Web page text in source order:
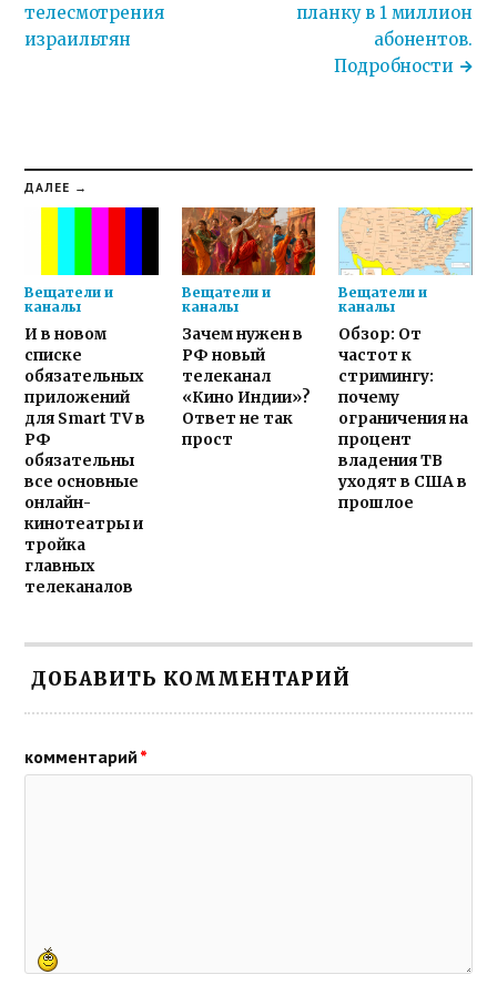
телесмотрения
израильтян
планку в 1 миллион
абонентов.
Подробности
ДАЛЕЕ →
Вещатели и
каналы
И в новом
списке
обязательных
приложений
для Smart TV в
РФ
обязательны
все основные
онлайн-
кинотеатры и
тройка
главных
телеканалов
Вещатели и
каналы
Зачем нужен в
РФ новый
телеканал
«Кино Индии»?
Ответ не так
прост
Вещатели и
каналы
Обзор: От
частот к
стримингу:
почему
ограничения на
процент
владения ТВ
уходят в США в
прошлое
ДОБАВИТЬ КОММЕНТАРИЙ
комментарий *